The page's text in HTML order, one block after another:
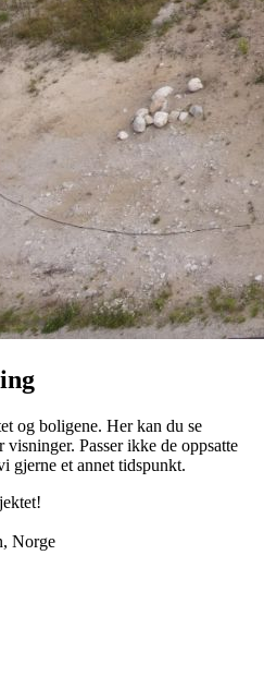
og boligene. Her kan du se
Passer ikke de oppsatte
gjerne et annet tidspunkt.
Norge